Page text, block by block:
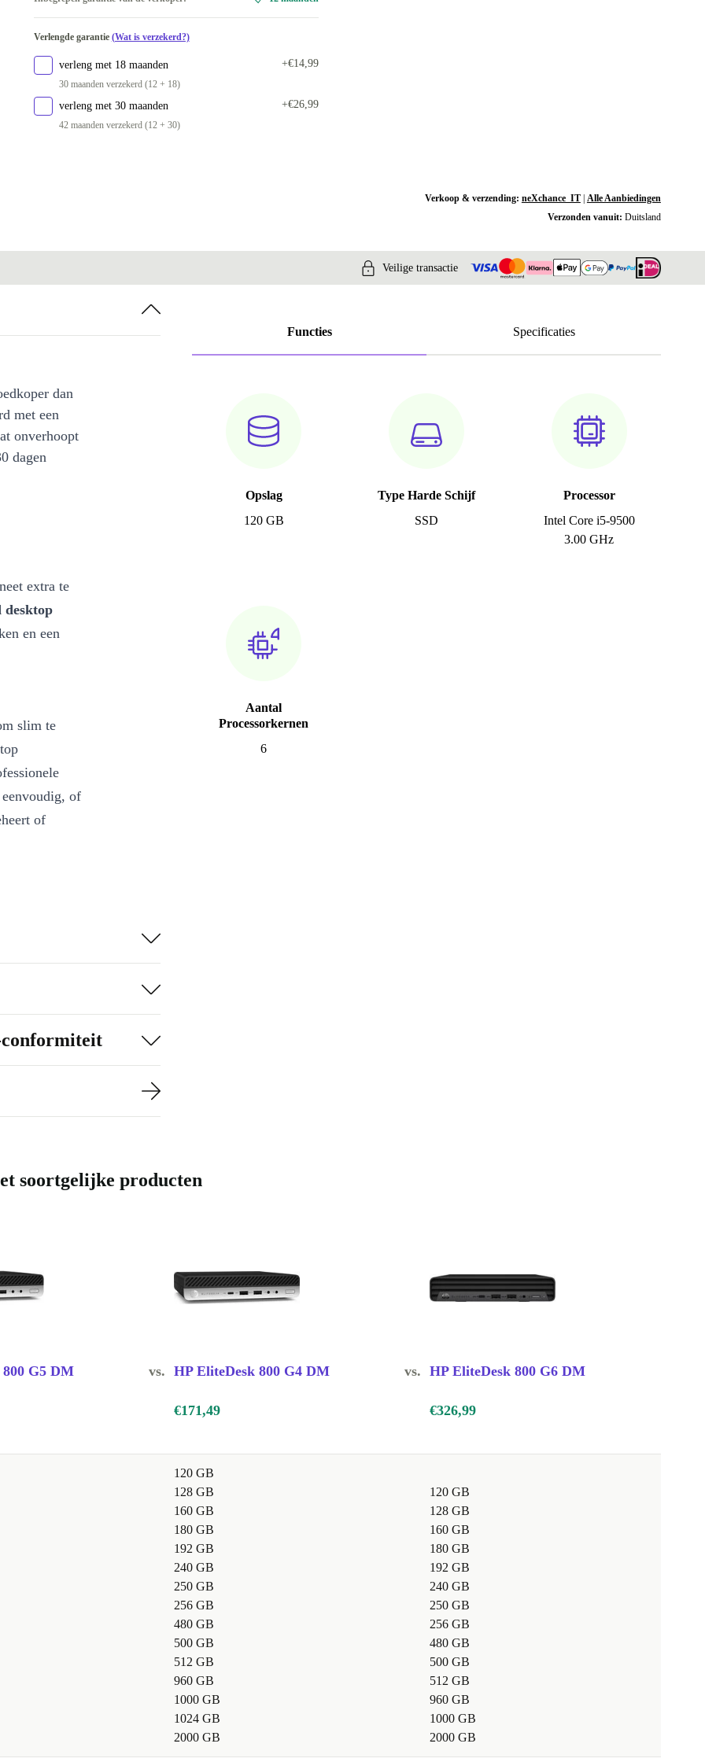
16.0 GB +€40,27
32.0 GB
Verlengde garantie (Wat is verzekerd?)
verleng met 18 maanden
30 maanden verzekerd (12 + 18)
+€14,99
verleng met 30 maanden
42 maanden verzekerd (12 + 30)
+€26,99
Verkoop & verzending: neXchance_IT| Alle Aanbiedingen
Verzonden vanuit: Duitsland
Veilige transactie
Functies Specificaties
Opslag
120 GB
Type Harde Schijf
SSD
Processor
Intel Core i5-9500
3.00 GHz
Aantal
Processorkernen
6
dan
met een
onverhoopt
dagen
extra te
desktop
en een
slim te
of
of
en soepel
dankzij het
en
geef je
gratis
je
of
voor
en uitstoot.
je
soortgelijke producten
G5 DM vs. HP EliteDesk 800 G4 DM vs. HP EliteDesk 800 G6 DM
€171,49 €326,99
120 GB
128 GB
160 GB
180 GB
192 GB
240 GB
250 GB
256 GB
480 GB
500 GB
512 GB
960 GB
1000 GB
1024 GB
2000 GB
120 GB
128 GB
160 GB
180 GB
192 GB
240 GB
250 GB
256 GB
480 GB
500 GB
512 GB
960 GB
1000 GB
2000 GB